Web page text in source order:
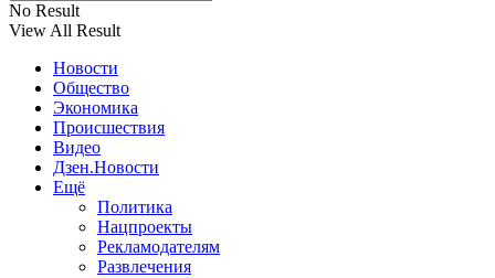
No Result
View All Result
Новости
Общество
Экономика
Происшествия
Видео
Дзен.Новости
Ещё
Политика
Нацпроекты
Рекламодателям
Развлечения